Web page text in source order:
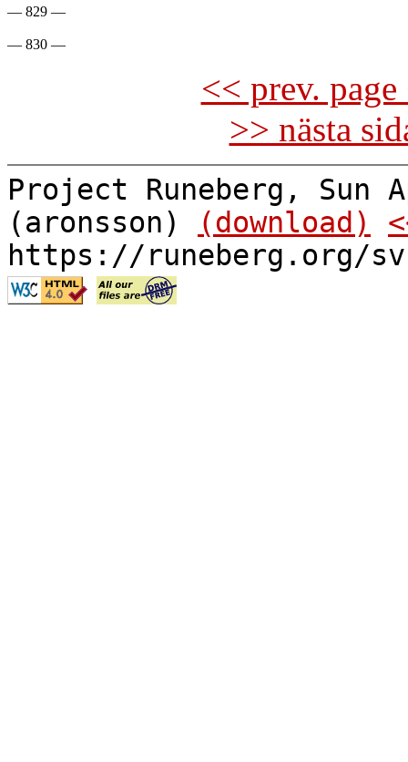
— 829 —
<< prev.
>> nästa
Project Runeberg, Sun
(aronsson)
(download)
https://runeberg.org/